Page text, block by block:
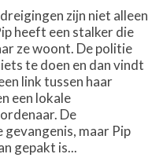
zijn niet alleen
heeft een stalker die
ze woont. De politie
te doen en dan vindt
link tussen haar
een lokale
De
gevangenis, maar Pip
gepakt is...